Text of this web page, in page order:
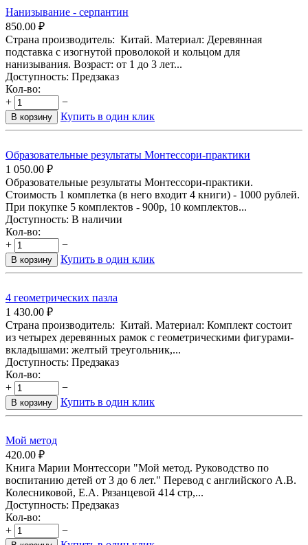
Нанизывание - серпантин
850.00 ₽
Страна производитель: Китай. Материал: Деревянная
подставка с изогнутой проволокой и кольцом для
нанизывания. Возраст: от 1 до 3 лет...
Доступность: Предзаказ
Кол-во:
+
−
В корзину Купить в один клик
Образовательные результаты Монтессори-практики
1 050.00 ₽
Образовательные результаты Монтессори-практики.
Стоимость 1 комплетка (в него входит 4 книги) - 1000 рублей.
При покупке 5 комплектов - 900р, 10 комплектов...
Доступность: В наличии
Кол-во:
+
−
В корзину Купить в один клик
4 геометрических пазла
1 430.00 ₽
Страна производитель: Китай. Материал: Комплект состоит
из четырех деревянных рамок с геометрическими фигурами-
вкладышами: желтый треугольник,...
Доступность: Предзаказ
Кол-во:
+
−
В корзину Купить в один клик
Мой метод
420.00 ₽
Книга Марии Монтессори "Мой метод. Руководство по
воспитанию детей от 3 до 6 лет." Перевод с английского А.В.
Колесниковой, Е.А. Рязанцевой 414 стр,...
Доступность: Предзаказ
Кол-во:
+
−